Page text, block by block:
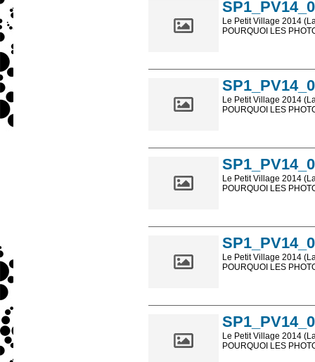
Le Petit Village 2014
POURQUOI LES
Le Petit Village 2014
POURQUOI LES
Le Petit Village 2014
POURQUOI LES
Le Petit Village 2014
POURQUOI LES
Le Petit Village 2014
POURQUOI LES